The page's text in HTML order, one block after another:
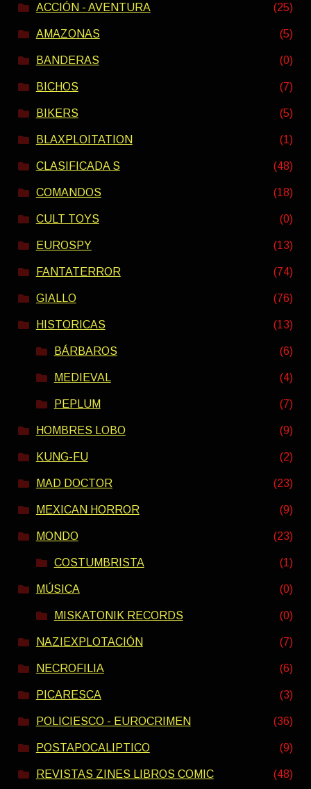
ACCIÓN - AVENTURA (25)
AMAZONAS (5)
BANDERAS (0)
BICHOS (7)
BIKERS (5)
BLAXPLOITATION (1)
CLASIFICADA S (48)
COMANDOS (18)
CULT TOYS (0)
EUROSPY (13)
FANTATERROR (74)
GIALLO (76)
HISTORICAS (13)
BÁRBAROS (6)
MEDIEVAL (4)
PEPLUM (7)
HOMBRES LOBO (9)
KUNG-FU (2)
MAD DOCTOR (23)
MEXICAN HORROR (9)
MONDO (23)
COSTUMBRISTA (1)
MÚSICA (0)
MISKATONIK RECORDS (0)
NAZIEXPLOTACIÓN (7)
NECROFILIA (6)
PICARESCA (3)
POLICIESCO - EUROCRIMEN (36)
POSTAPOCALIPTICO (9)
REVISTAS ZINES LIBROS COMIC (48)